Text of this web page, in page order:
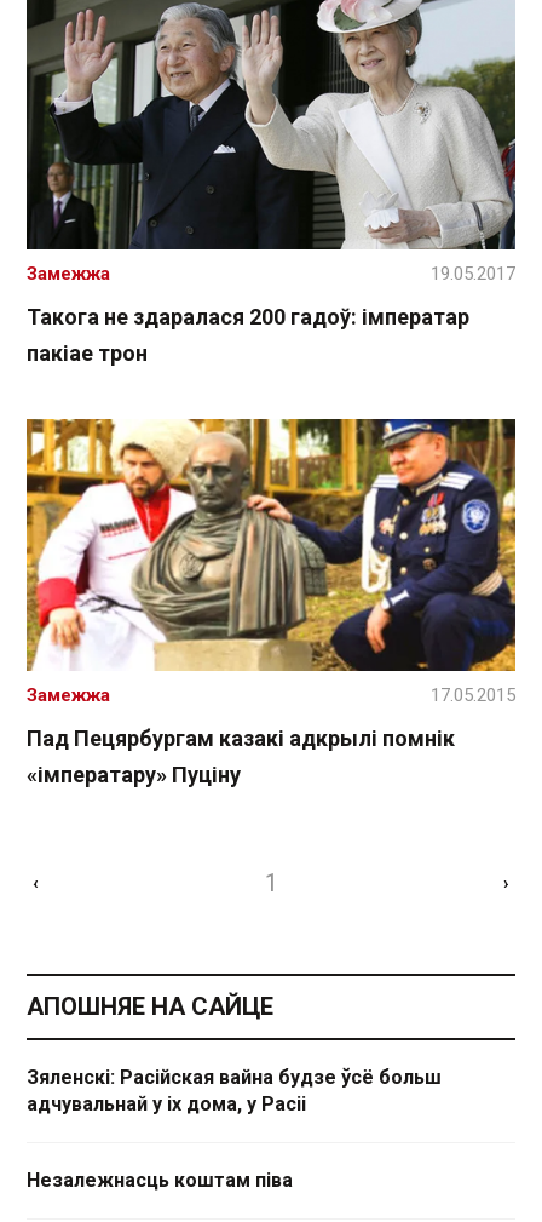
Такога не здаралася 200 гадоў: імператар
пакіае трон
Замежжа 19.05.2017
Пад Пецярбургам казакі адкрылі помнік
«імператару» Пуціну
Замежжа 17.05.2015
‹ 1 ›
АПОШНЯЕ НА САЙЦЕ
Зяленскі: Расійская вайна будзе ўсё больш
адчувальнай у іх дома, у Расіі
Незалежнасць коштам піва